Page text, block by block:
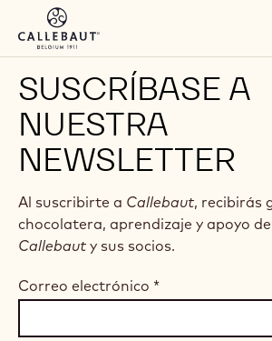
Skip to main content
SUSCRÍBASE A
NUESTRA
NEWSLETTER
Al suscribirte a Callebaut, recibirás
chocolatera, aprendizaje y apoyo
Callebaut y sus socios.
Correo electrónico *